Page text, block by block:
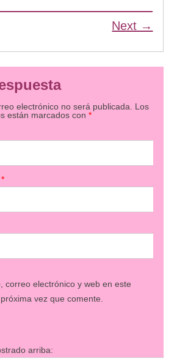
Next →
electrónico no será publicada. Los
están marcados con *
*
correo electrónico y web en este
vez que comente.
arriba: